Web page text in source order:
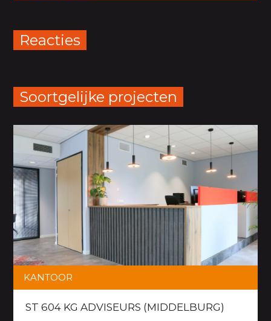
Reacties
Soortgelijke projecten
KANTOOR
ST 604 KG ADVISEURS (MIDDELBURG)